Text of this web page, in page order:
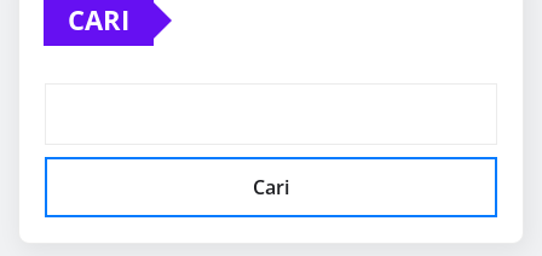
CARI
Cari